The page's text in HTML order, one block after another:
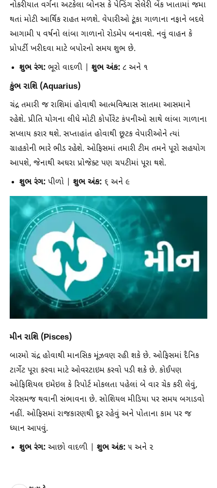
નોકરીયાત વર્ગના અટકેલા બોનસ કે પેન્ડિંગ સેલેરી બેંક ખાતામાં જમા
થતાં મોટી આર્થિક રાહત મળશે. વેપારીઓ ટૂંકા ગાળાના નફાને બદલે
આગામી ૫ વર્ષનો લાંબા ગાળાનો રોડમેપ બનાવશે. નવું વાહન કે
પ્રોપર્ટી ખરીદવા માટે બપોરનો સમય શુભ છે.
શુભ રંગ: ભૂરો વાદળી | શુભ અંક: ૮ અને ૧
કુંભ રાશિ (Aquarius)
ચંદ્ર તમારી જ રાશિમાં હોવાથી આત્મવિશ્વાસ સાતમા આસમાને
રહેશે. પ્રીતિ યોગના લીધે મોટી કોર્પોરેટ કંપનીઓ સાથે લાંબા ગાળાના
સપ્લાય કરાર થશે. સપ્તાહાંત હોવાથી છૂટક વેપારીઓને ત્યાં
ગ્રાહકોની ભારે ભીડ રહેશે. ઓફિસમાં તમારી ટીમ તમને પૂરો સહયોગ
આપશે, જેનાથી અઘરા પ્રોજેક્ટ પણ ચપટીમાં પૂરા થશે.
શુભ રંગ: પીળો | શુભ અંક: ૬ અને ૯
મીન રાશિ (Pisces)
બારમો ચંદ્ર હોવાથી માનસિક મૂંઝવણ રહી શકે છે. ઓફિસમાં દૈનિક
ટાર્ગેટ પૂરા કરવા માટે ઓવરટાઇમ કરવો પડી શકે છે. કોઈપણ
ઓફિશિયલ ઇમેઇલ કે રિપોર્ટ મોકલતા પહેલાં બે વાર ચેક કરી લેવું,
ગેરસમજ થવાની સંભાવના છે. સોશિયલ મીડિયા પર સમય બગાડવો
નહીં. ઓફિસમાં રાજકારણથી દૂર રહેવું અને પોતાના કામ પર જ
ધ્યાન આપવું.
શુભ રંગ: આછો વાદળી | શુભ અંક: ૫ અને ૨